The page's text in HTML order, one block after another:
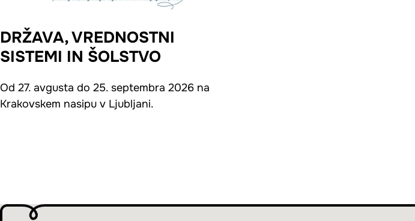
DRŽAVA, VREDNOSTNI
SISTEMI IN ŠOLSTVO
Od 27. avgusta do 25. septembra 2026 na
Krakovskem nasipu v Ljubljani.